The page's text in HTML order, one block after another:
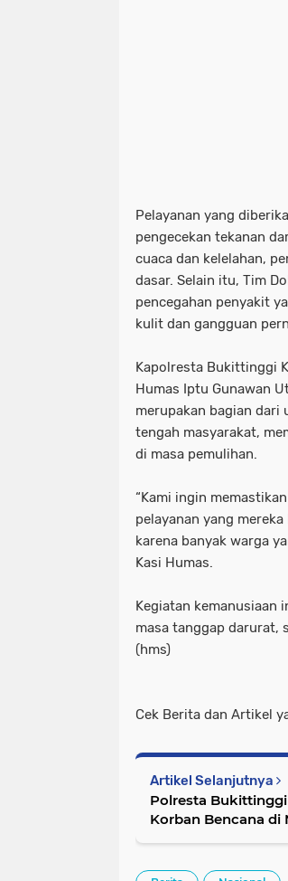
Pelayanan yang
pengecekan tekanan
cuaca dan kelelahan,
dasar. Selain itu, Tim
pencegahan penyakit
kulit dan gangguan
Kapolresta Bukittinggi
Humas Iptu Gunawan
merupakan bagian
tengah masyarakat,
di masa pemulihan.
“Kami ingin
pelayanan yang
karena banyak warga
Kasi Humas.
Kegiatan kemanusiaan
masa tanggap darurat,
(hms)
Cek Berita dan Artikel
Artikel Selanjutnya
Polresta
Korban Bencana di